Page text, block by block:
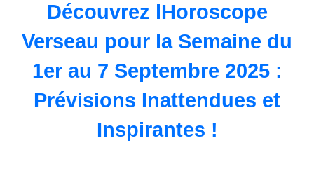
i
Découvrez lHoroscope
Verseau pour la Semaine du
1er au 7 Septembre 2025 :
Prévisions Inattendues et
Inspirantes !